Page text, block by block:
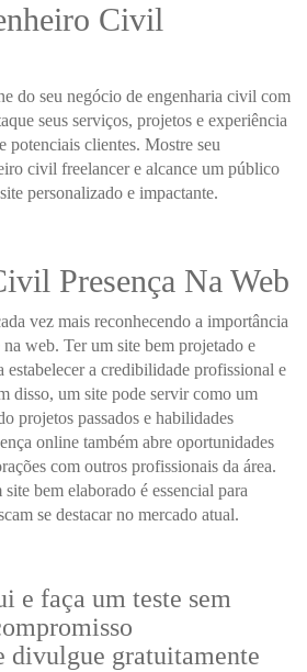
Civil
do seu negócio de engenharia civil com
seus serviços, projetos e experiência
potenciais clientes. Mostre seu
civil freelancer e alcance um público
personalizado e impactante.
Presença Na Web
vez mais reconhecendo a importância
web. Ter um site bem projetado e
a credibilidade profissional e
disso, um site pode servir como um
projetos passados e habilidades
online também abre oportunidades
com outros profissionais da área.
bem elaborado é essencial para
se destacar no mercado atual.
e faça um teste sem
divulgue gratuitamente